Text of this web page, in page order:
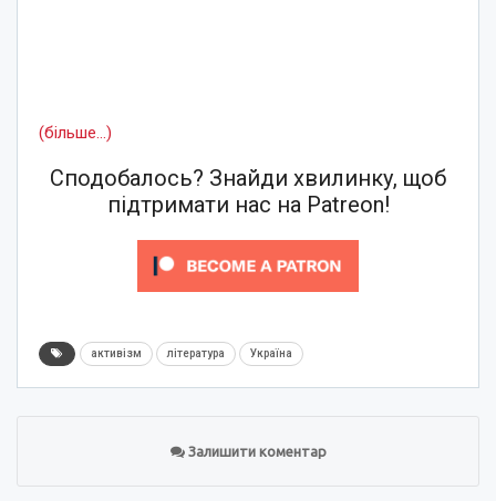
(більше…)
Сподобалось? Знайди хвилинку, щоб
підтримати нас на Patreon!
активізм література Україна
Залишити коментар